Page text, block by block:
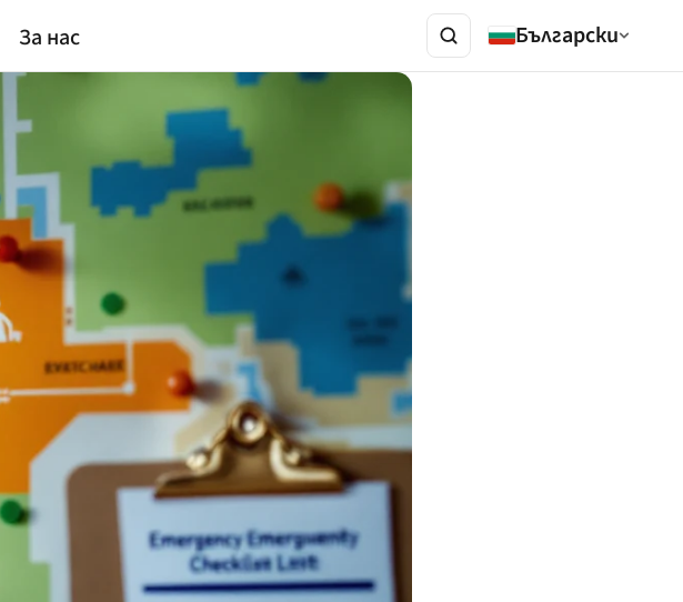
За нас Български